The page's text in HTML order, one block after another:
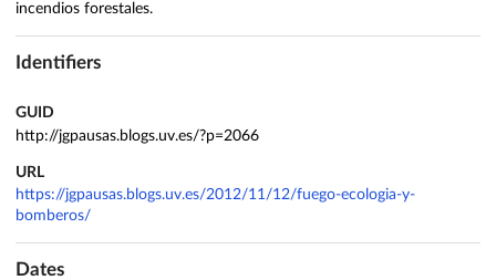
incendios forestales.
Identifiers
GUID
http://jgpausas.blogs.uv.es/?p=2066
URL
https://jgpausas.blogs.uv.es/2012/11/12/fuego-ecologia-y-
bomberos/
Dates